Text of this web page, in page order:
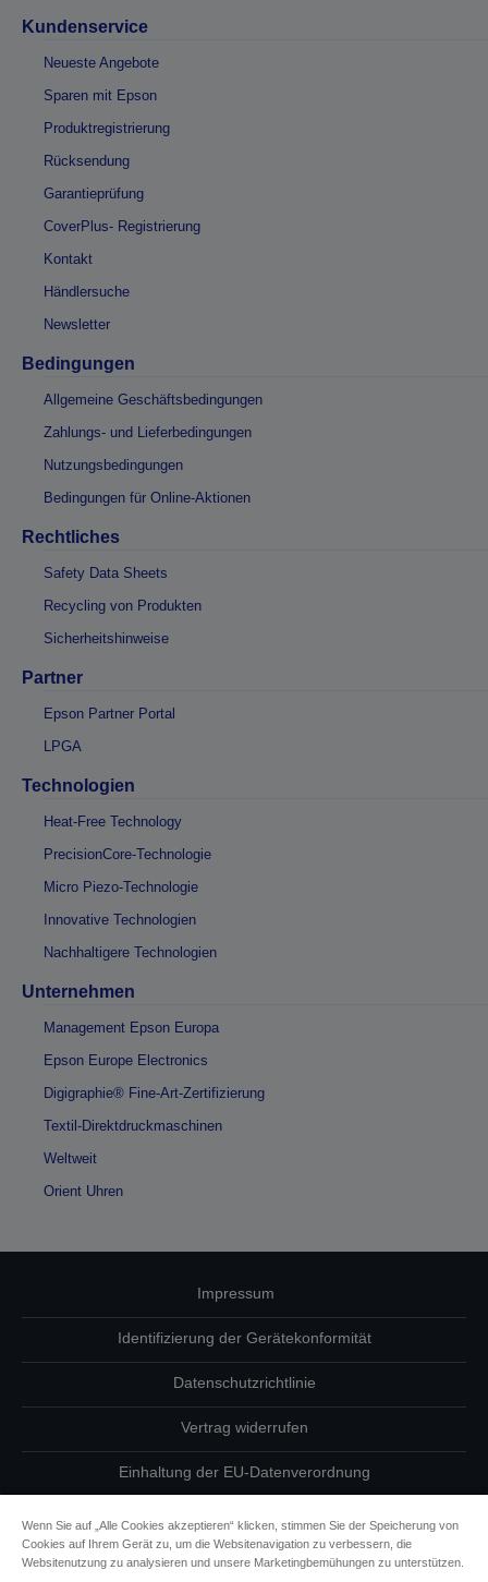
Kundenservice
Neueste Angebote
Sparen mit Epson
Produktregistrierung
Rücksendung
Garantieprüfung
CoverPlus- Registrierung
Kontakt
Händlersuche
Newsletter
Bedingungen
Allgemeine Geschäftsbedingungen
Zahlungs- und Lieferbedingungen
Nutzungsbedingungen
Bedingungen für Online-Aktionen
Rechtliches
Safety Data Sheets
Recycling von Produkten
Sicherheitshinweise
Partner
Epson Partner Portal
LPGA
Technologien
Heat-Free Technology
PrecisionCore-Technologie
Micro Piezo-Technologie
Innovative Technologien
Nachhaltigere Technologien
Unternehmen
Management Epson Europa
Epson Europe Electronics
Digigraphie® Fine-Art-Zertifizierung
Textil-Direktdruckmaschinen
Weltweit
Orient Uhren
Impressum
Identifizierung der Gerätekonformität
Datenschutzrichtlinie
Vertrag widerrufen
Einhaltung der EU-Datenverordnung
Informationen zu Cookies
Wenn Sie auf „Alle Cookies akzeptieren“ klicken, stimmen Sie der Speicherung von
Cookies auf Ihrem Gerät zu, um die Websitenavigation zu verbessern, die
Websitenutzung zu analysieren und unsere Marketingbemühungen zu unterstützen.